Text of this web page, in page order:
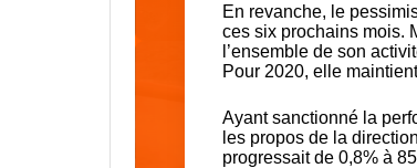
En revanche, le
ces six prochains mois.
l’ensemble de son
Pour 2020, elle
Ayant sanctionné la
les propos de la
progressait de 0,8% à